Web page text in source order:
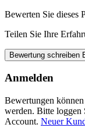
Bewerten Sie dieses
Teilen Sie Ihre
Bewertung schreiben
Anmelden
Bewertungen
werden. Bitte loggen
Account. Neuer